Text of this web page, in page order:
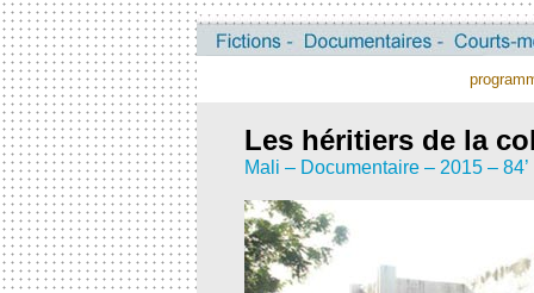
Les héritiers de la
Mali – Documentaire – 2015 – 84’